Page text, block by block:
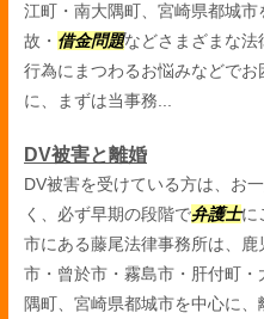
江町・南大隅町、宮崎県都城
故・ 借金問題などさまざまな法
行為にまつわるお悩みなどで
に、まずは当事務...
DV被害と離婚
DV被害を受けている方は、お
く、必ず早期の段階で弁護士に
市にある藤尾法律事務所は、
市・曾於市・霧島市・肝付町
隅町、宮崎県都城市を中心に、